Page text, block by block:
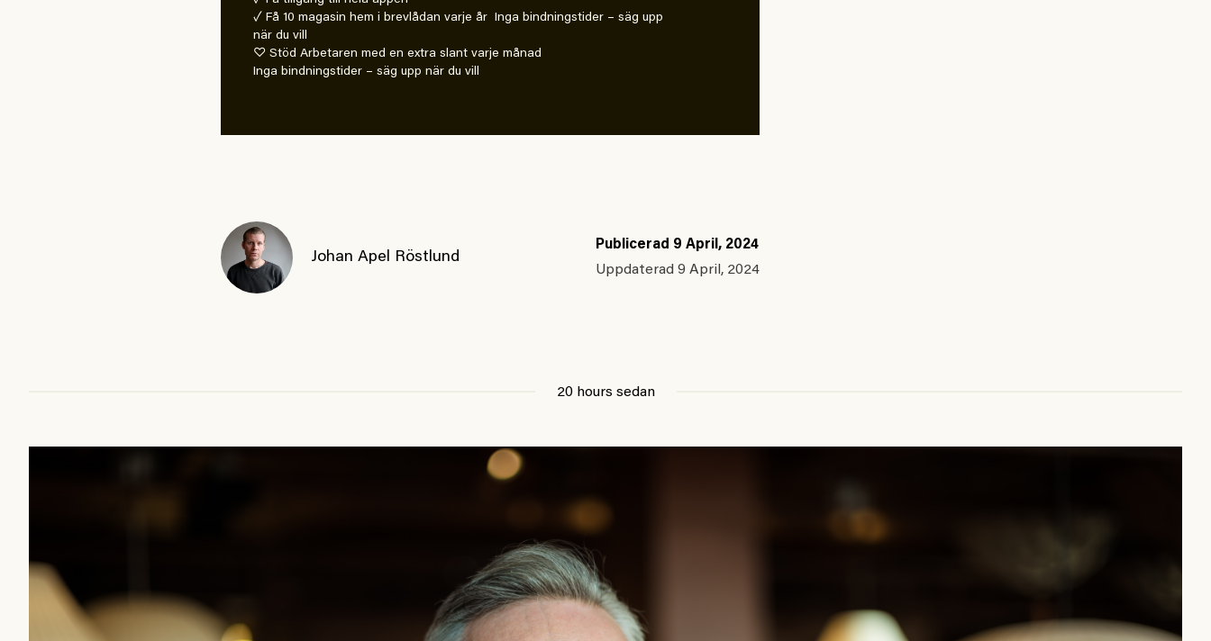
✓ Få 10 magasin hem i brevlådan varje år Inga bindningstider – säg upp
när du vill
♡ Stöd Arbetaren med en extra slant varje månad
Inga bindningstider – säg upp när du vill
Johan Apel Röstlund
Publicerad 9 April, 2024
Uppdaterad 9 April, 2024
20 hours sedan